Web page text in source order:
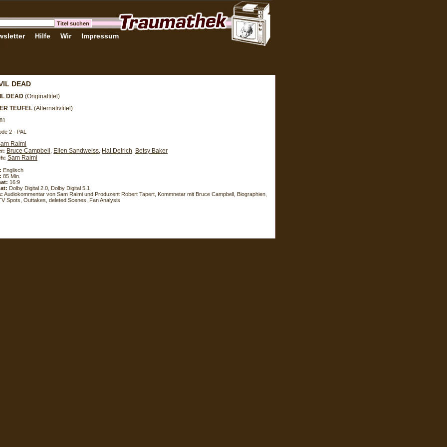
Hilfe Wir Impressum
DEAD
DEAD (Originaltitel)
TEUFEL (Alternativtitel)
2 - PAL
Raimi
Bruce Campbell Ellen Sandweiss Hal Delrich Betsy Baker
Sam Raimi
Englisch
85 Min.
16:9
Dolby Digital 2.0, Dolby Digital 5.1
Audiokommentar von Sam Raimi und Produzent Robert Tapert, Kommnetar mit Bruce Campbell, Biographien,
Spots, Outtakes, deleted Scenes, Fan Analysis